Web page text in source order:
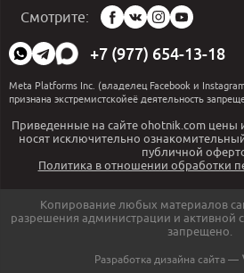
Смотрите:
Мы
в
социальных
сетях:
+7 (977) 654-13-18
Meta Platforms Inc. (владелец Facebook и
признана экстремистскойеё деятельность
Приведенные на сайте ohotnik.com цены
носят исключительно
публичной
Политика в отношении обработки
Копирование любых материалов
разрешения администрации и активной
запрещено.
Разработка дизайна сайта —